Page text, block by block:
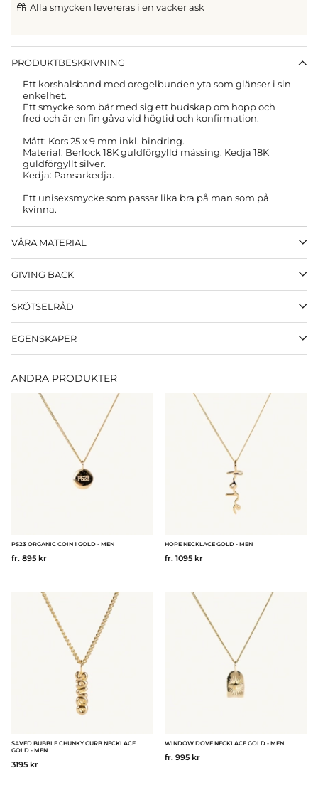
Alla smycken levereras i en vacker ask
PRODUKTBESKRIVNING
Ett korshalsband med oregelbunden yta som glänser i sin
enkelhet.
Ett smycke som bär med sig ett budskap om hopp och
fred och är en fin gåva vid högtid och konfirmation.
Mått: Kors 25 x 9 mm inkl. bindring.
Material: Berlock 18K guldförgylld mässing. Kedja 18K
guldförgyllt silver.
Kedja: Pansarkedja.
Ett unisexsmycke som passar lika bra på man som på
kvinna.
VÅRA MATERIAL
GIVING BACK
SKÖTSELRÅD
EGENSKAPER
ANDRA PRODUKTER
PS23 ORGANIC COIN 1 GOLD - MEN
fr. 895 kr
HOPE NECKLACE GOLD - MEN
fr. 1095 kr
SAVED BUBBLE CHUNKY CURB NECKLACE
GOLD - MEN
3195 kr
WINDOW DOVE NECKLACE GOLD - MEN
fr. 995 kr